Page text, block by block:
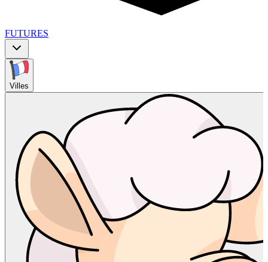
FUTURES
Villes